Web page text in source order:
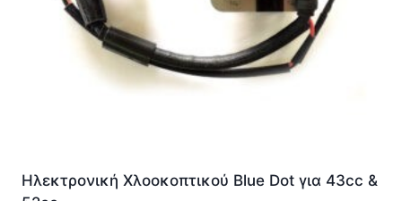
Ηλεκτρονική Χλοοκοπτικού Blue Dot για 43cc &